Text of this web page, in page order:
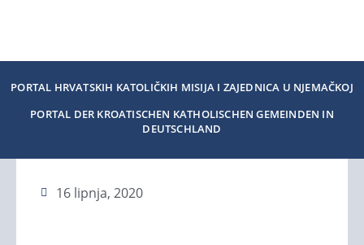
PORTAL HRVATSKIH KATOLIČKIH MISIJA I ZAJEDNICA U NJEMAČKOJ
PORTAL DER KROATISCHEN KATHOLISCHEN GEMEINDEN IN
DEUTSCHLAND
16 lipnja, 2020